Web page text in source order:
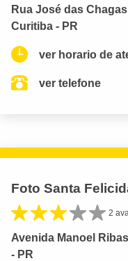
Rua José das
Curitiba - PR
ver horario de
ver telefone
Foto Santa
2
Avenida Manoel
- PR